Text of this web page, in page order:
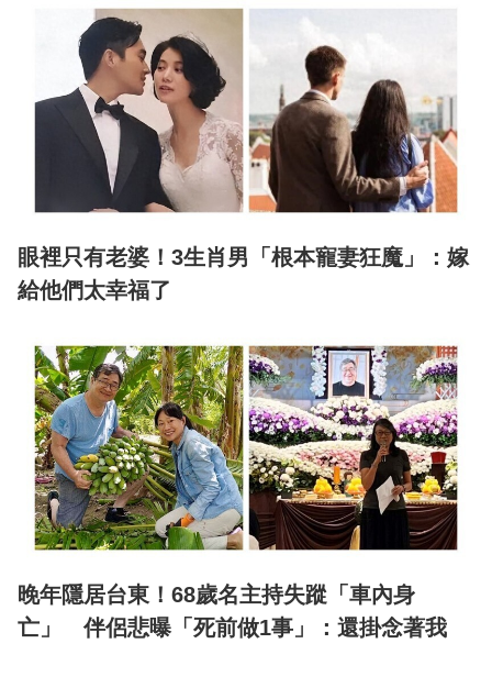
眼裡只有老婆！3生肖男「根本寵妻狂魔」：嫁
給他們太幸福了
晚年隱居台東！68歲名主持失蹤「車內身
亡」 伴侶悲曝「死前做1事」：還掛念著我